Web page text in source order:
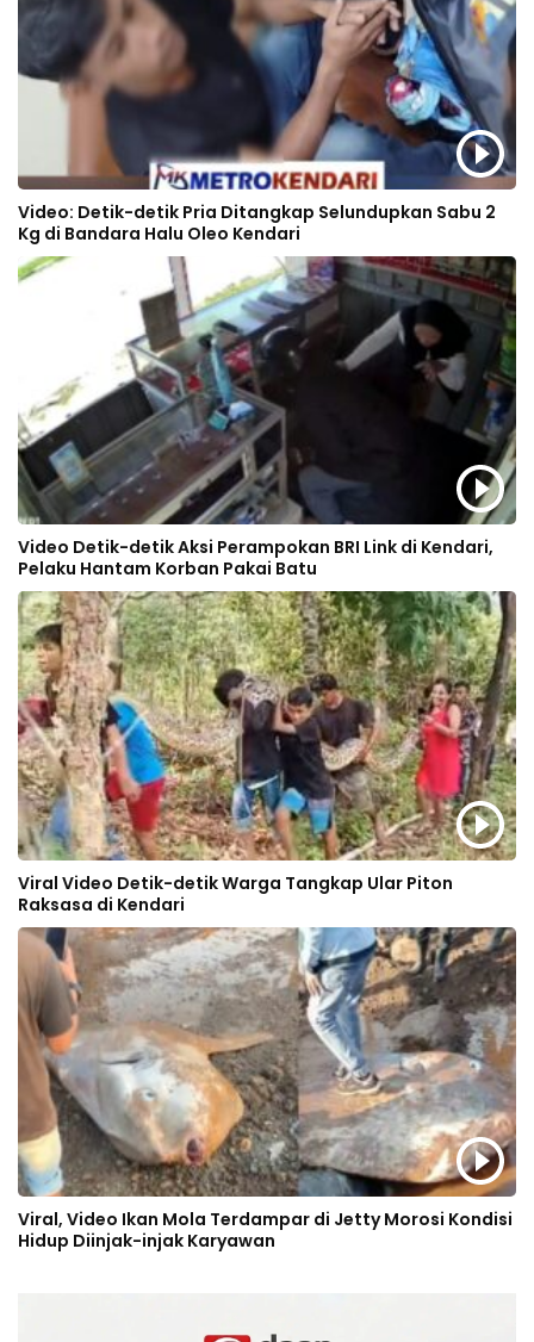
Video: Detik-detik Pria Ditangkap Selundupkan Sabu 2
Kg di Bandara Halu Oleo Kendari
Video Detik-detik Aksi Perampokan BRI Link di Kendari,
Pelaku Hantam Korban Pakai Batu
Viral Video Detik-detik Warga Tangkap Ular Piton
Raksasa di Kendari
Viral, Video Ikan Mola Terdampar di Jetty Morosi Kondisi
Hidup Diinjak-injak Karyawan